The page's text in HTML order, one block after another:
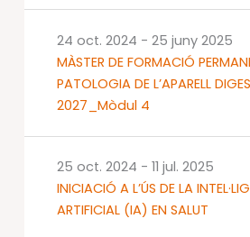
MÀSTER DE FORMACIÓ
PATOLOGIA DE L’APARELL
2027_Mòdul 4
24 oct. 2024 - 25 juny 2025
INICIACIÓ A L’ÚS DE LA
ARTIFICIAL (IA) EN SALUT
25 oct. 2024 - 11 jul. 2025